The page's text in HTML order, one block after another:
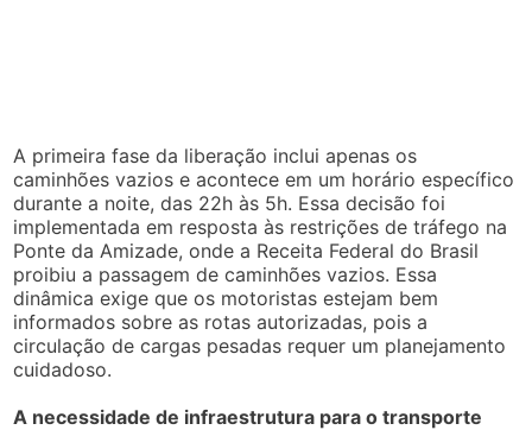
A primeira fase da liberação inclui apenas os
caminhões vazios e acontece em um horário específico
durante a noite, das 22h às 5h. Essa decisão foi
implementada em resposta às restrições de tráfego na
Ponte da Amizade, onde a Receita Federal do Brasil
proibiu a passagem de caminhões vazios. Essa
dinâmica exige que os motoristas estejam bem
informados sobre as rotas autorizadas, pois a
circulação de cargas pesadas requer um planejamento
cuidadoso.
A necessidade de infraestrutura para o transporte